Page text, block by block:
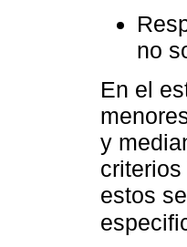
no
En el
y
estos